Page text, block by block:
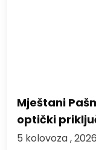
Mještani
optički
5 kolovoza ,